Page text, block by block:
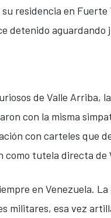
residencia en
detenido
de Valle Arriba,
con la misma
con carteles que
tutela directa de
en Venezuela.
militares, esa vez